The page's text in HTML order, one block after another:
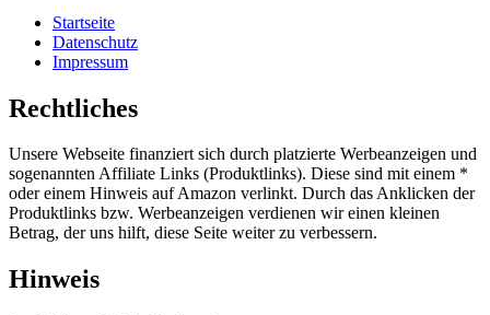
Startseite
Datenschutz
Impressum
Rechtliches
Unsere Webseite finanziert sich durch platzierte Werbeanzeigen und
sogenannten Affiliate Links (Produktlinks). Diese sind mit einem *
oder einem Hinweis auf Amazon verlinkt. Durch das Anklicken der
Produktlinks bzw. Werbeanzeigen verdienen wir einen kleinen
Betrag, der uns hilft, diese Seite weiter zu verbessern.
Hinweis